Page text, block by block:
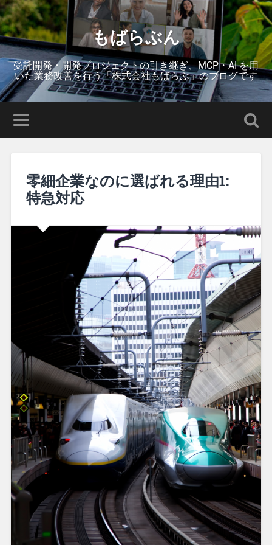
もばらぶん
受託開発・開発プロジェクトの引き継ぎ、MCP・AI を用
いた業務改善を行う「株式会社もばらぶ」のブログです
零細企業なのに選ばれる理由1:
特急対応